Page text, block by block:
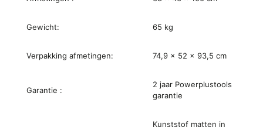
Gewicht: 65 kg
Verpakking afmetingen: 74,9 x 52 x 93,5 cm
Garantie :
2 jaar Powerplustools
garantie
Kunststof matten in